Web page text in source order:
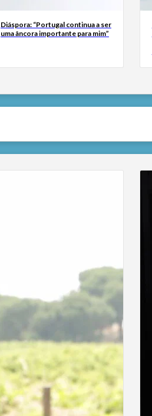
Diáspora: “Portugal continua a ser
uma âncora importante para mim”